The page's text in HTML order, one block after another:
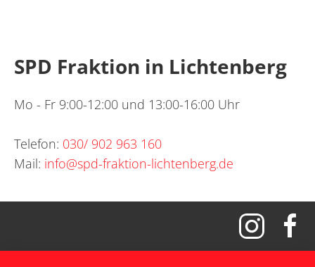
SPD Fraktion in Lichtenberg
Mo - Fr 9:00-12:00 und 13:00-16:00 Uhr
Telefon: 030/ 902 963 160
Mail: info@spd-fraktion-lichtenberg.de